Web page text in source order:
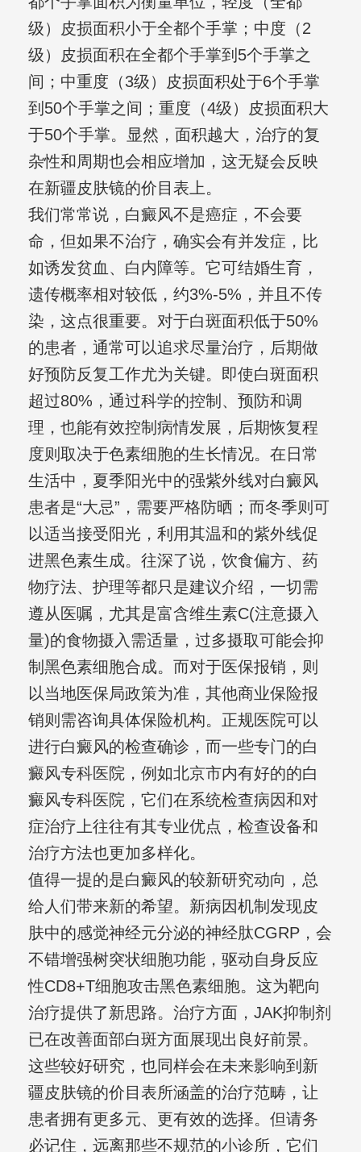
级）皮损面积小于全都个手掌；中度（2
级）皮损面积在全都个手掌到5个手掌之
间；中重度（3级）皮损面积处于6个手掌
到50个手掌之间；重度（4级）皮损面积大
于50个手掌。显然，面积越大，治疗的复
杂性和周期也会相应增加，这无疑会反映
在新疆皮肤镜的价目表上。
我们常常说，白癜风不是癌症，不会要
命，但如果不治疗，确实会有并发症，比
如诱发贫血、白内障等。它可结婚生育，
遗传概率相对较低，约3%-5%，并且不传
染，这点很重要。对于白斑面积低于50%
的患者，通常可以追求尽量治疗，后期做
好预防反复工作尤为关键。即使白斑面积
超过80%，通过科学的控制、预防和调
理，也能有效控制病情发展，后期恢复程
度则取决于色素细胞的生长情况。在日常
生活中，夏季阳光中的强紫外线对白癜风
患者是“大忌”，需要严格防晒；而冬季则可
以适当接受阳光，利用其温和的紫外线促
进黑色素生成。往深了说，饮食偏方、药
物疗法、护理等都只是建议介绍，一切需
遵从医嘱，尤其是富含维生素C(注意摄入
量)的食物摄入需适量，过多摄取可能会抑
制黑色素细胞合成。而对于医保报销，则
以当地医保局政策为准，其他商业保险报
销则需咨询具体保险机构。正规医院可以
进行白癜风的检查确诊，而一些专门的白
癜风专科医院，例如北京市内有好的的白
癜风专科医院，它们在系统检查病因和对
症治疗上往往有其专业优点，检查设备和
治疗方法也更加多样化。
值得一提的是白癜风的较新研究动向，总
给人们带来新的希望。新病因机制发现皮
肤中的感觉神经元分泌的神经肽CGRP，会
不错增强树突状细胞功能，驱动自身反应
性CD8+T细胞攻击黑色素细胞。这为靶向
治疗提供了新思路。治疗方面，JAK抑制剂
已在改善面部白斑方面展现出良好前景。
这些较好研究，也同样会在未来影响到新
疆皮肤镜的价目表所涵盖的治疗范畴，让
患者拥有更多元、更有效的选择。但请务
必记住，远离那些不规范的小诊所，它们